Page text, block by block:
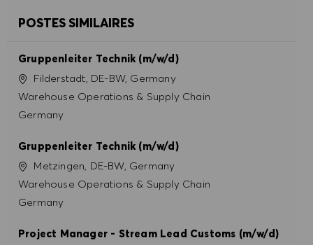
POSTES SIMILAIRES
Gruppenleiter Technik (m/w/d)
SiteFilderstadt, DE-BW, Germany
Catégorie
Warehouse Operations & Supply Chain
Germany
Gruppenleiter Technik (m/w/d)
SiteMetzingen, DE-BW, Germany
Catégorie
Warehouse Operations & Supply Chain
Germany
Project Manager - Stream Lead Customs (m/w/d)